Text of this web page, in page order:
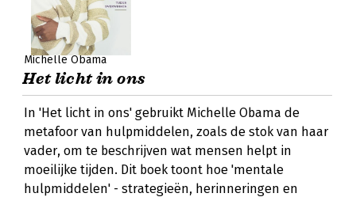
Michelle Obama
Het licht in ons
In 'Het licht in ons' gebruikt Michelle Obama de
metafoor van hulpmiddelen, zoals de stok van haar
vader, om te beschrijven wat mensen helpt in
moeilijke tijden. Dit boek toont hoe 'mentale
hulpmiddelen' - strategieën, herinneringen en